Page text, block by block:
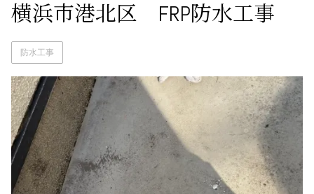
横浜市港北区 FRP防水工事
防水工事